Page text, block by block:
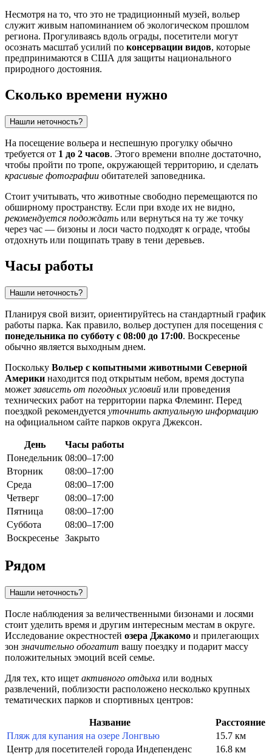
Несмотря на то, что это не традиционный музей, вольер
служит живым напоминанием об экологическом прошлом
региона. Прогуливаясь вдоль ограды, посетители могут
осознать масштаб усилий по консервации видов, которые
предпринимаются в США для защиты национального
природного достояния.
Сколько времени нужно
Нашли неточность?
На посещение вольера и неспешную прогулку обычно
требуется от 1 до 2 часов. Этого времени вполне достаточно,
чтобы пройти по тропе, окружающей территорию, и сделать
красивые фотографии обитателей заповедника.
Стоит учитывать, что животные свободно перемещаются по
обширному пространству. Если при входе их не видно,
рекомендуется подождать или вернуться на ту же точку
через час — бизоны и лоси часто подходят к ограде, чтобы
отдохнуть или пощипать траву в тени деревьев.
Часы работы
Нашли неточность?
Планируя свой визит, ориентируйтесь на стандартный график
работы парка. Как правило, вольер доступен для посещения с
понедельника по субботу с 08:00 до 17:00. Воскресенье
обычно является выходным днем.
Поскольку Вольер с копытными животными Северной
Америки находится под открытым небом, время доступа
можетзависеть от погодных условий или проведения
технических работ на территории парка Флеминг. Перед
поездкой рекомендуется уточнить актуальную информацию
на официальном сайте парков округа Джексон.
День
Часы работы
Понедельник 08:00–17:00
Вторник
08:00–17:00
Среда
08:00–17:00
Четверг
08:00–17:00
Пятница
08:00–17:00
Суббота
08:00–17:00
Воскресенье Закрыто
Рядом
Нашли неточность?
После наблюдения за величественными бизонами и лосями
стоит уделить время и другим интересным местам в округе.
Исследование окрестностей озера Джакомо и прилегающих
зонзначительно обогатит вашу поездку и подарит массу
положительных эмоций всей семье.
Для тех, кто ищет активного отдыха или водных
развлечений, поблизости расположено несколько крупных
тематических парков и спортивных центров:
Название
Расстояние
Пляж для купания на озере Лонгвью
15.7 км
Центр для посетителей города Индепенденс
16.8 км